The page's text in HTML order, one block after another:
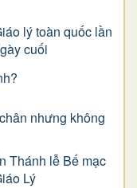
lý toàn quốc lần
cuối
nhưng không
Thánh lễ Bế mạc
Lý